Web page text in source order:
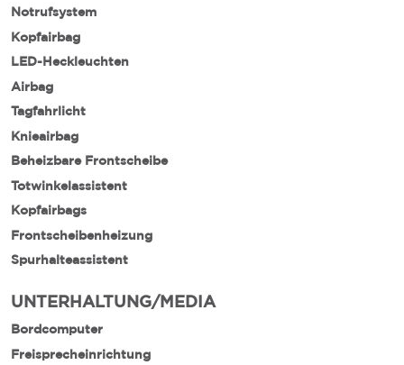
Notrufsystem
Kopfairbag
LED-Heckleuchten
Airbag
Tagfahrlicht
Knieairbag
Beheizbare Frontscheibe
Totwinkelassistent
Kopfairbags
Frontscheibenheizung
Spurhalteassistent
UNTERHALTUNG/MEDIA
Bordcomputer
Freisprecheinrichtung